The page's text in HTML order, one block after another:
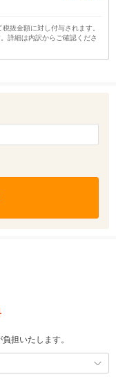
抜金額に対し付与されます。
詳細は内訳からご確認くださ
担いたします。